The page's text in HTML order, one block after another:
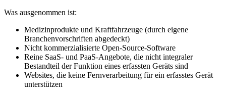
Was ausgenommen ist:
Medizinprodukte und Kraftfahrzeuge (durch eigene
Branchenvorschriften abgedeckt)
Nicht kommerzialisierte Open-Source-Software
Reine SaaS- und PaaS-Angebote, die nicht integraler
Bestandteil der Funktion eines erfassten Geräts sind
Websites, die keine Fernverarbeitung für ein erfasstes Gerät
unterstützen